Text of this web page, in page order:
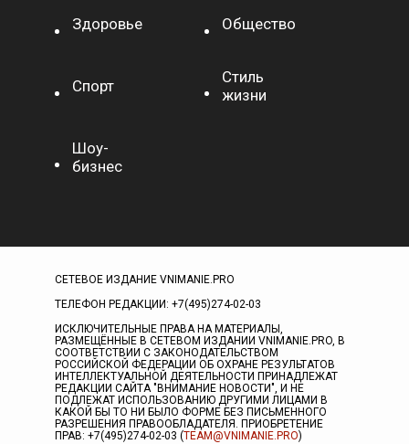
Здоровье Общество
Спорт
Стиль
жизни
Шоу-
бизнес
СЕТЕВОЕ ИЗДАНИЕ VNIMANIE.PRO
ТЕЛЕФОН РЕДАКЦИИ: +7(495)274-02-03
ИСКЛЮЧИТЕЛЬНЫЕ ПРАВА НА МАТЕРИАЛЫ,
РАЗМЕЩЁННЫЕ В СЕТЕВОМ ИЗДАНИИ VNIMANIE.PRO, В
СООТВЕТСТВИИ С ЗАКОНОДАТЕЛЬСТВОМ
РОССИЙСКОЙ ФЕДЕРАЦИИ ОБ ОХРАНЕ РЕЗУЛЬТАТОВ
ИНТЕЛЛЕКТУАЛЬНОЙ ДЕЯТЕЛЬНОСТИ ПРИНАДЛЕЖАТ
РЕДАКЦИИ САЙТА "ВНИМАНИЕ НОВОСТИ", И НЕ
ПОДЛЕЖАТ ИСПОЛЬЗОВАНИЮ ДРУГИМИ ЛИЦАМИ В
КАКОЙ БЫ ТО НИ БЫЛО ФОРМЕ БЕЗ ПИСЬМЕННОГО
РАЗРЕШЕНИЯ ПРАВООБЛАДАТЕЛЯ. ПРИОБРЕТЕНИЕ
ПРАВ: +7(495)274-02-03 (TEAM@VNIMANIE.PRO)